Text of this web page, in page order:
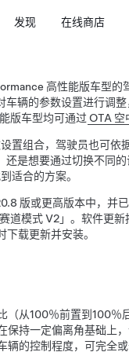
发现 在线商店
高性能版车型的
车辆的参数设置进行调
版车型均可通过 OTA 空
置组合，驾驶员也可依
是想要通过切换不同
适合的方案。
版或更高版本中，并
道模式 V2」。软件更
载更新并安装。
（从100％前置到100
持一定偏离角基础上，
辆的控制程度，可完全